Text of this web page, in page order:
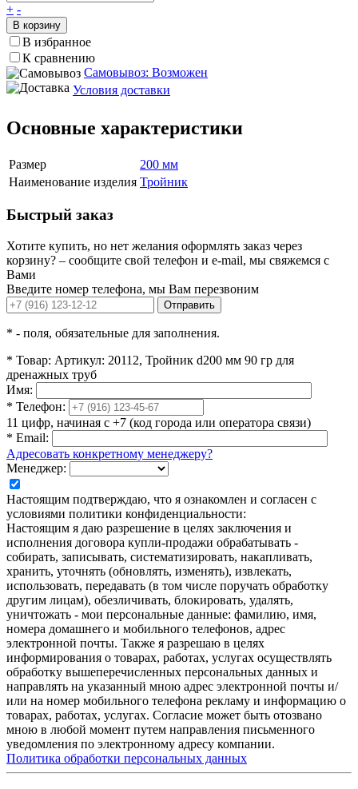
+ -
В корзину
В избранное
К сравнению
Самовывоз: Возможен
Условия доставки
Основные характеристики
Размер
200 мм
Наименование изделия Тройник
Быстрый заказ
Хотите купить, но нет желания оформлять заказ через
корзину? – сообщите свой телефон и e-mail, мы свяжемся с
Вами
Введите номер телефона, мы Вам перезвоним
Отправить
* - поля, обязательные для заполнения.
* Товар: Артикул: 20112, Тройник d200 мм 90 гр для
дренажных труб
Имя:
* Телефон:
11 цифр, начиная с +7 (код города или оператора связи)
* Email:
Адресовать конкретному менеджеру?
Менеджер:
Настоящим подтверждаю, что я ознакомлен и согласен с
условиями политики конфиденциальности:
Настоящим я даю разрешение в целях заключения и
исполнения договора купли-продажи обрабатывать -
собирать, записывать, систематизировать, накапливать,
хранить, уточнять (обновлять, изменять), извлекать,
использовать, передавать (в том числе поручать обработку
другим лицам), обезличивать, блокировать, удалять,
уничтожать - мои персональные данные: фамилию, имя,
номера домашнего и мобильного телефонов, адрес
электронной почты. Также я разрешаю в целях
информирования о товарах, работах, услугах осуществлять
обработку вышеперечисленных персональных данных и
направлять на указанный мною адрес электронной почты и/
или на номер мобильного телефона рекламу и информацию о
товарах, работах, услугах. Согласие может быть отозвано
мною в любой момент путем направления письменного
уведомления по электронному адресу компании.
Политика обработки персональных данных